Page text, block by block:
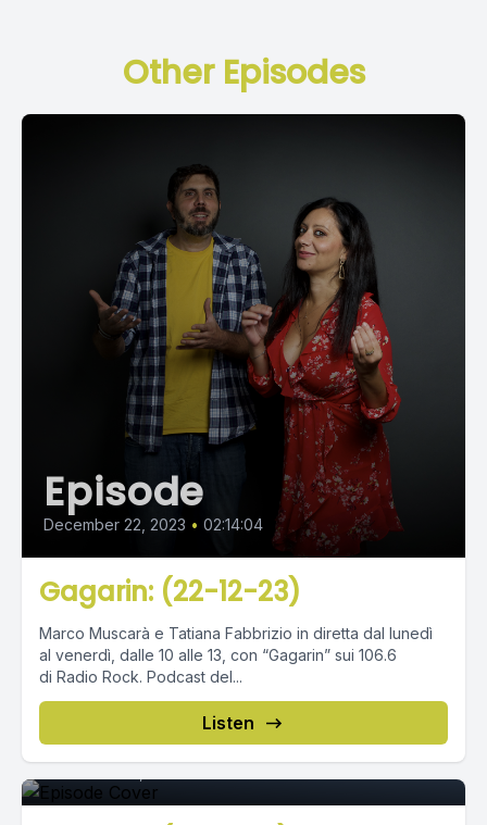
Other Episodes
Episode
December 22, 2023 • 02:14:04
Gagarin: (22-12-23)
Marco Muscarà e Tatiana Fabbrizio in diretta dal lunedì
al venerdì, dalle 10 alle 13, con “Gagarin” sui 106.6
di Radio Rock. Podcast del...
Listen
Episode 0